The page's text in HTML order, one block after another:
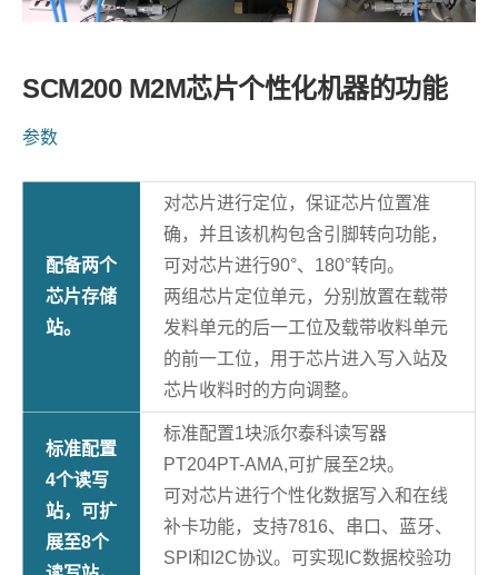
SCM200 M2M芯片个性化机器的功能
参数
配备两个
芯片存储
站。
对芯片进行定位，保证芯片位置准
确，并且该机构包含引脚转向功能，
可对芯片进行90°、180°转向。
两组芯片定位单元，分别放置在载带
发料单元的后一工位及载带收料单元
的前一工位，用于芯片进入写入站及
芯片收料时的方向调整。
标准配置
4个读写
站，可扩
展至8个
标准配置1块派尔泰科读写器
PT204PT-AMA,可扩展至2块。
可对芯片进行个性化数据写入和在线
补卡功能，支持7816、串口、蓝牙、
SPI和I2C协议。可实现IC数据校验功